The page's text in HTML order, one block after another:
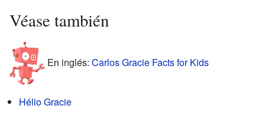
Véase también
En inglés: Carlos Gracie Facts for Kids
Hélio Gracie